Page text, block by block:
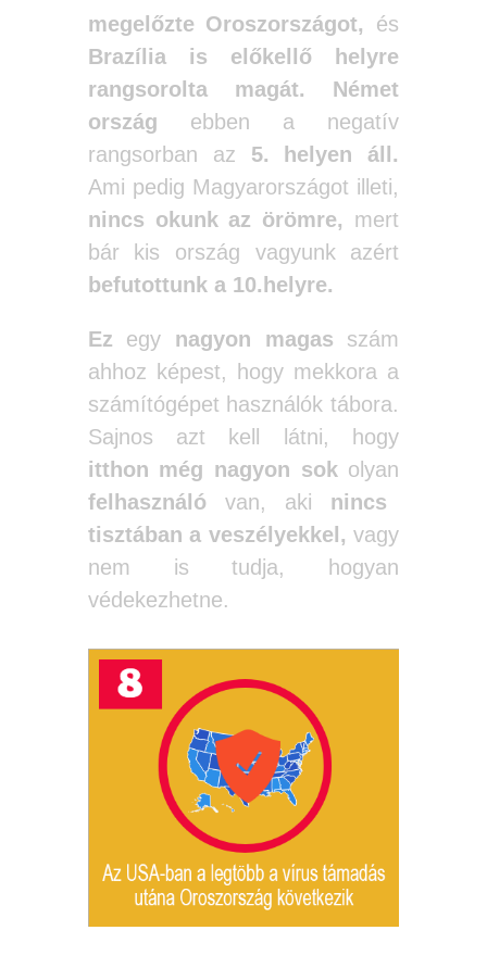
megelőzte Oroszországot,
és
Brazília is előkellő helyre
rangsorolta magát.
Német
ország ebben a negatív
rangsorban az 5. helyen áll.
Ami pedig Magyarországot illeti,
nincs okunk az örömre, mert
bár kis ország vagyunk azért
befutottunk a 10.helyre.
Ez egy nagyon magas szám
ahhoz képest, hogy mekkora a
számítógépet használók tábora.
Sajnos azt kell látni, hogy
itthon még nagyon sok olyan
felhasználóvan, aki nincs
tisztában a veszélyekkel, vagy
nem is tudja, hogyan
védekezhetne.